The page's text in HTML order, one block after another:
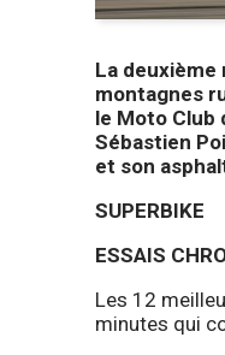
La deuxième
montagnes
le Moto Club
Sébastien
et son
SUPERBIKE
ESSAIS
Les 12
minutes qui